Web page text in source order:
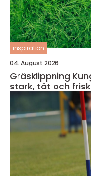
inspiration
04. August 2026
Gräsklippning
stark, tät och